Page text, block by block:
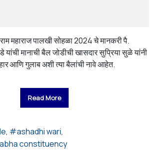
महाराज पालखी सोहळा 2024 चे मानकरी पै.
यांची मानाची बैल जोडीची खासदार सुप्रिया सुळे यांनी
आणि गुलाब अशी त्या बैलांची नावे आहेत.
Read More
ashadhi wari
constituency